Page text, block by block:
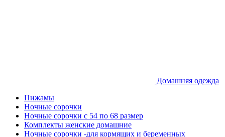
Домашняя одежда
Пижамы
Ночные сорочки
Ночные сорочки с 54 по 68 размер
Комплекты женские домашние
Ночные сорочки -для кормящих и беременных